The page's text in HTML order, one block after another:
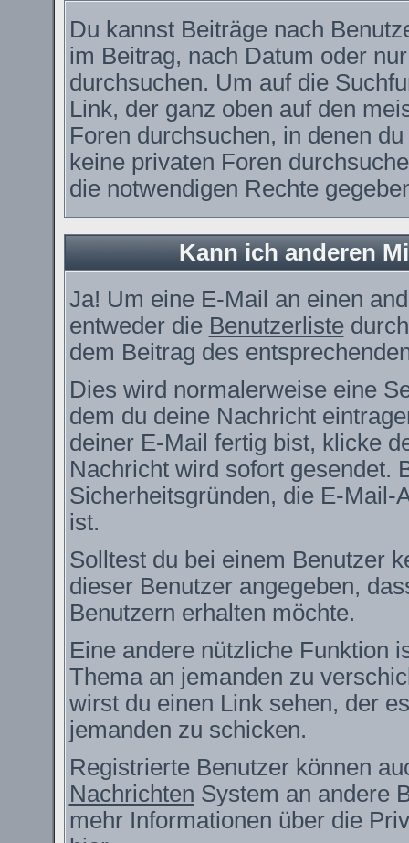
Du kannst Beiträge nach
im Beitrag, nach Datum oder
durchsuchen. Um auf die
Link, der ganz oben auf den
Foren durchsuchen, in denen
keine privaten Foren
die notwendigen Rechte
Kann ich anderen
Ja! Um eine E-Mail an einen
entweder die Benutzerliste
dem Beitrag des
Dies wird normalerweise eine
dem du deine Nachricht
deiner E-Mail fertig bist, klicke
Nachricht wird sofort gesendet.
Sicherheitsgründen, die E-Mail-
ist.
Solltest du bei einem Benutzer
dieser Benutzer angegeben,
Benutzern erhalten möchte.
Eine andere nützliche Funktion
Thema an jemanden zu
wirst du einen Link sehen, der
jemanden zu schicken.
Registrierte Benutzer können
Nachrichten System an andere
mehr Informationen über die